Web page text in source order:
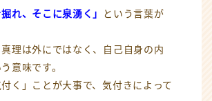
れ、そこに泉湧く」 という言葉が
理は外にではなく、自己自身の内
意味です。
く」ことが大事で、気付きによって